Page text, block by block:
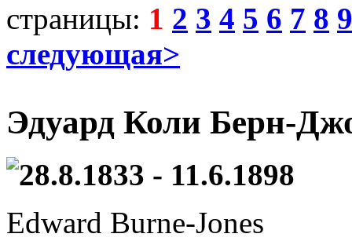
страницы: 1 2 3 4 5 6 7 8 9
следующая>
Эдуард Коли Берн-
28.8.1833 - 11.6.1898
Edward Burne-Jones